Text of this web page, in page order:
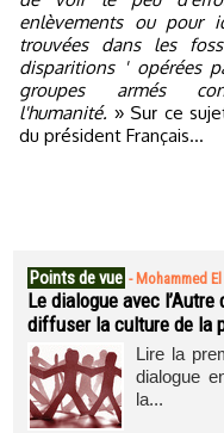
enlèvements ou pour
trouvées dans les
disparitions ' opérées
groupes armés
l'humanité. » Sur ce
du président Français…
Points de vue - Mohammed
Le dialogue avec
diffuser la culture de la
Lire la
dialogue
la...